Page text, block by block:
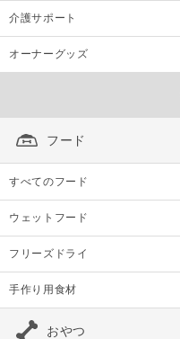
介護サポート
オーナーグッズ
フード
すべてのフード
ウェットフード
フリーズドライ
手作り用食材
おやつ